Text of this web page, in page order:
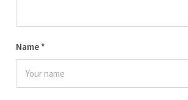
Name *